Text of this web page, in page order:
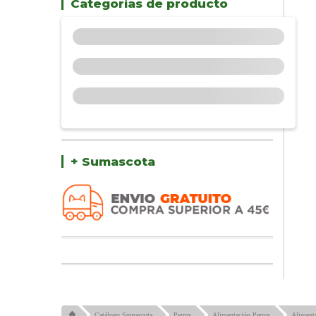
Categorías de producto
+ Sumascota